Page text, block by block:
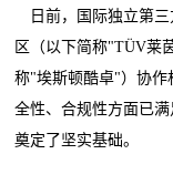
日前，国际独立第
区（以下简称"TÜV莱
称"埃斯顿酷卓"）协作
全性、合规性方面已
奠定了坚实基础。